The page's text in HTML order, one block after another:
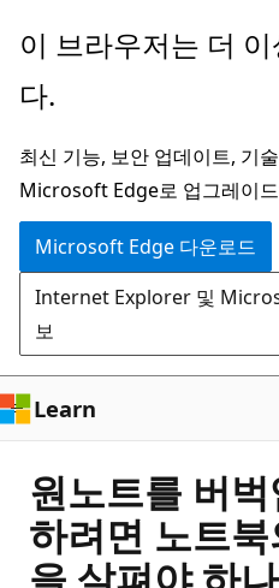
주
콘
츠
로
건
너
뛰
기
이 브라우저는 더
다.
최신 기능, 보안 업데이트, 기
Microsoft Edge로 업그레이
Microsoft Edge 다운로드
Internet Explorer 및
보
Learn
원노트를 버
하려면 노트